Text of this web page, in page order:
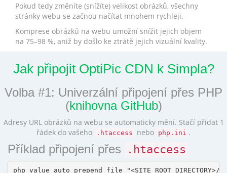
Pokud tedy změníte (snížíte) velikost obrázků, všechny
stránky webu se začnou načítat mnohem rychleji.
Komprese obrázků na webu umožní snížit jejich objem
na 75–98 %, aniž by došlo ke ztrátě jejich vizuální kvality.
Jak připojit OptiPic CDN k Simpla?
Volba #1: Univerzální připojení přes PHP
(knihovna GitHub)
Adresy URL obrázků na webu se automaticky mění. Stačí přidat 1
řádek do vašeho
.htaccess nebo php.ini .
Příklad připojení přes .htaccess